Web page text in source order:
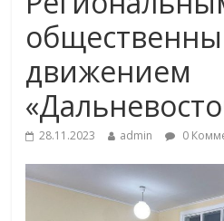
движением
28.11.2023 admin 0